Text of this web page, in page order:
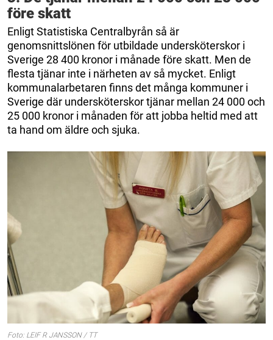
före skatt
Enligt Statistiska Centralbyrån så är
genomsnittslönen för utbildade undersköterskor i
Sverige 28 400 kronor i månade före skatt. Men de
flesta tjänar inte i närheten av så mycket. Enligt
kommunalarbetaren finns det många kommuner i
Sverige där undersköterskor tjänar mellan 24 000 och
25 000 kronor i månaden för att jobba heltid med att
ta hand om äldre och sjuka.
Foto: LEIF R JANSSON / TT